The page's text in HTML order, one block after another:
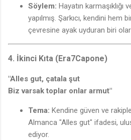
Söylem: Hayatın
yapılmış. Şarkıcı, kendini hem
çevresine ayak uyduran biri
4. İkinci Kıta (Era7Capone)
"Alles gut, çatala şut
Biz varsak toplar onlar armut"
Tema: Kendine güven ve
Almanca "Alles gut" ifadesi,
ediyor.